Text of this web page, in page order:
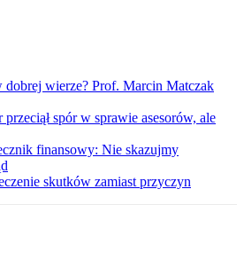
dobrej wierze? Prof. Marcin Matczak
spór w sprawie asesorów, ale
finansowy: Nie skazujmy
skutków zamiast przyczyn